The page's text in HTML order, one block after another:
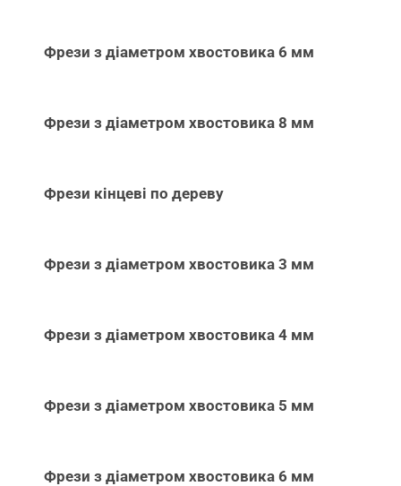
Фрези з діаметром хвостовика 6 мм
Фрези з діаметром хвостовика 8 мм
Фрези кінцеві по дереву
Фрези з діаметром хвостовика 3 мм
Фрези з діаметром хвостовика 4 мм
Фрези з діаметром хвостовика 5 мм
Фрези з діаметром хвостовика 6 мм